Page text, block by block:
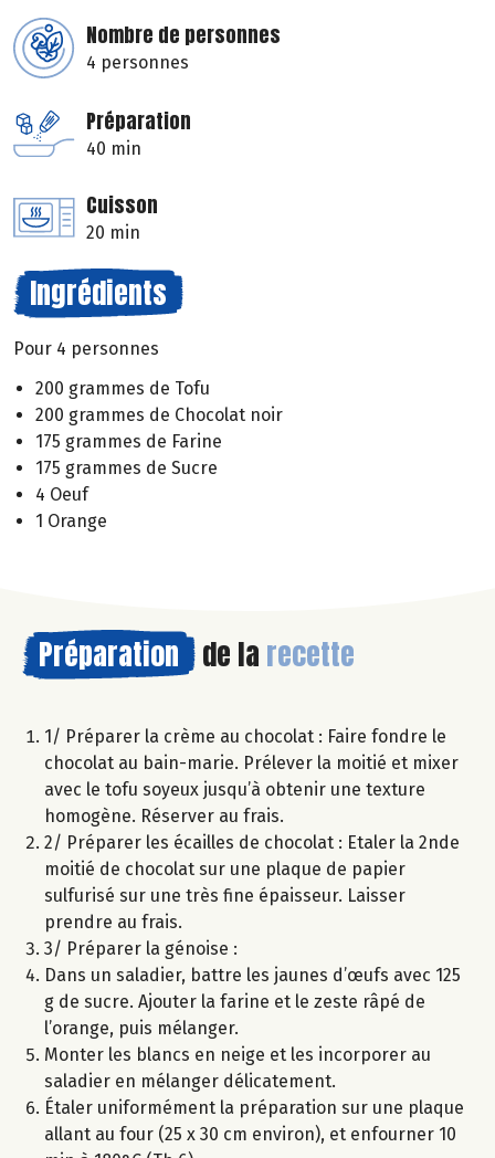
Nombre de personnes
4 personnes
Préparation
40 min
Cuisson
20 min
Ingrédients
Pour 4 personnes
200 grammes de Tofu
200 grammes de Chocolat noir
175 grammes de Farine
175 grammes de Sucre
4 Oeuf
1 Orange
Préparation de la recette
1/ Préparer la crème au chocolat : Faire fondre le
chocolat au bain-marie. Prélever la moitié et mixer
avec le tofu soyeux jusqu’à obtenir une texture
homogène. Réserver au frais.
2/ Préparer les écailles de chocolat : Etaler la 2nde
moitié de chocolat sur une plaque de papier
sulfurisé sur une très fine épaisseur. Laisser
prendre au frais.
3/ Préparer la génoise :
Dans un saladier, battre les jaunes d’œufs avec 125
g de sucre. Ajouter la farine et le zeste râpé de
l’orange, puis mélanger.
Monter les blancs en neige et les incorporer au
saladier en mélanger délicatement.
Étaler uniformément la préparation sur une plaque
allant au four (25 x 30 cm environ), et enfourner 10